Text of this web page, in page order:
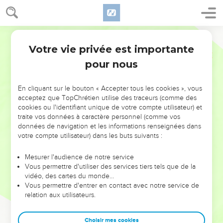
NE MANQUEZ PAS L’ÉVÉNEMENT
DE L’ANNÉE !
ET SI LEURS ERREURS POUVAIENT VOUS ÉVITER LES
VOTRES ?
leur foi ou leur vision. Mais on voit moins les doutes, les erreurs
et les saisons difficiles qu'ils ont traversés, alors même que ce
sont elles qui les ont façonnés.
Dans cette conférence, leaders, entrepreneurs, et responsables
clés pour avancer avec plus de sagesse afin que leurs erreurs
Votre vie privée est importante
pour nous
En cliquant sur le bouton « Accepter tous les cookies », vous
acceptez que TopChrétien utilise des traceurs (comme des
cookies ou l'identifiant unique de votre compte utilisateur) et
traite vos données à caractère personnel (comme vos
données de navigation et les informations renseignées dans
votre compte utilisateur) dans les buts suivants :
Mesurer l'audience de notre service
Vous permettre d'utiliser des services tiers tels que de la
vidéo, des cartes du monde…
Vous permettre d'entrer en contact avec notre service de
relation aux utilisateurs.
Choisir mes cookies